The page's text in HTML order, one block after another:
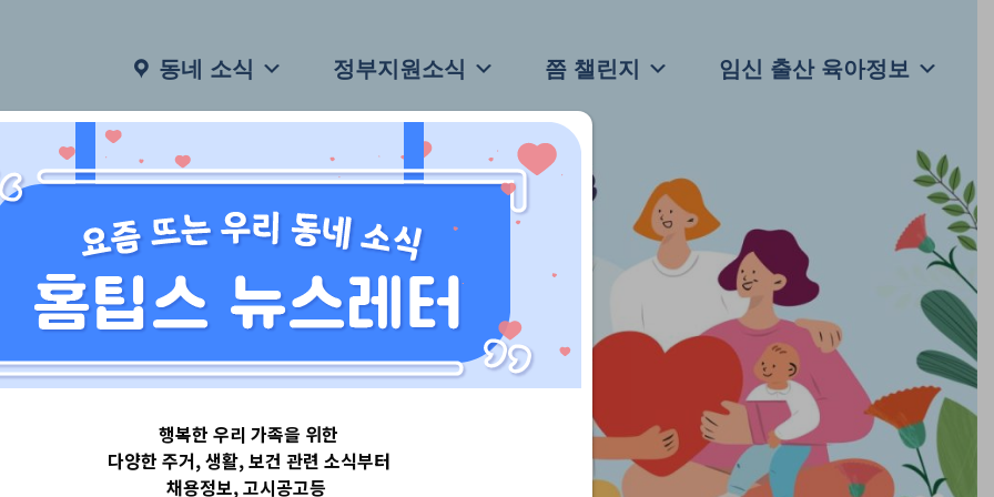
동네 소식 정부지원소식 쯤 챌린지 임신 출산 육아정보
행복한 우리 가족을 위한
다양한 주거, 생활, 보건 관련 소식부터
채용정보, 고시공고등